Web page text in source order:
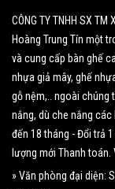
CÔNG TY TNHH SX TM
Hoàng Trung Tín một
và cung cấp bàn ghế
nhựa giả mây, ghế
gỗ nệm,.. ngoài chúng
nắng, dù che nắng các
đến 18 tháng - Đổi trả
lượng mới Thanh
» Văn phòng đại diện: